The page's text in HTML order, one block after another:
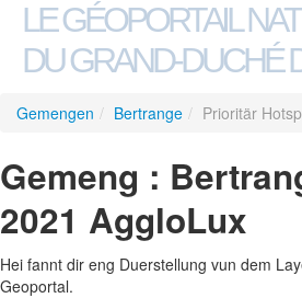
LE GÉOPORTAIL
DU GRAND-DUCHÉ
Gemengen / Bertrange / Prioritär
Gemeng :
2021 AggloLux
Hei fannt dir eng Duerstellung vun dem
Geoportal.